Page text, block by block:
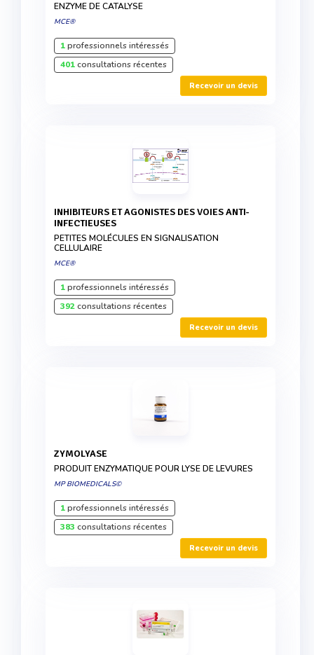
ENZYME DE CATALYSE
MCE®
1professionnels intéressés
401consultations récentes
Recevoir un devis
INHIBITEURS ET AGONISTES DES VOIES ANTI-
INFECTIEUSES
PETITES MOLÉCULES EN SIGNALISATION
CELLULAIRE
MCE®
1professionnels intéressés
392consultations récentes
Recevoir un devis
ZYMOLYASE
PRODUIT ENZYMATIQUE POUR LYSE DE LEVURES
MP BIOMEDICALS©
1professionnels intéressés
383 consultations récentes
Recevoir un devis